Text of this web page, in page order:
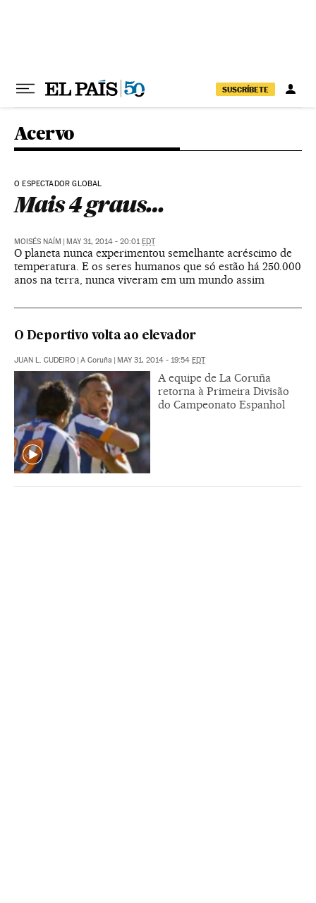
SUSCRÍBETE
Acervo
O ESPECTADOR GLOBAL
Mais 4 graus…
MOISÉS NAÍM | MAY 31, 2014 - 20:01EDT
O planeta nunca experimentou semelhante acréscimo de
temperatura. E os seres humanos que só estão há 250.000
anos na terra, nunca viveram em um mundo assim
O Deportivo volta ao elevador
JUAN L. CUDEIRO | A Coruña | MAY 31, 2014 - 19:54 EDT
A equipe de La Coruña
retorna à Primeira Divisão
do Campeonato Espanhol